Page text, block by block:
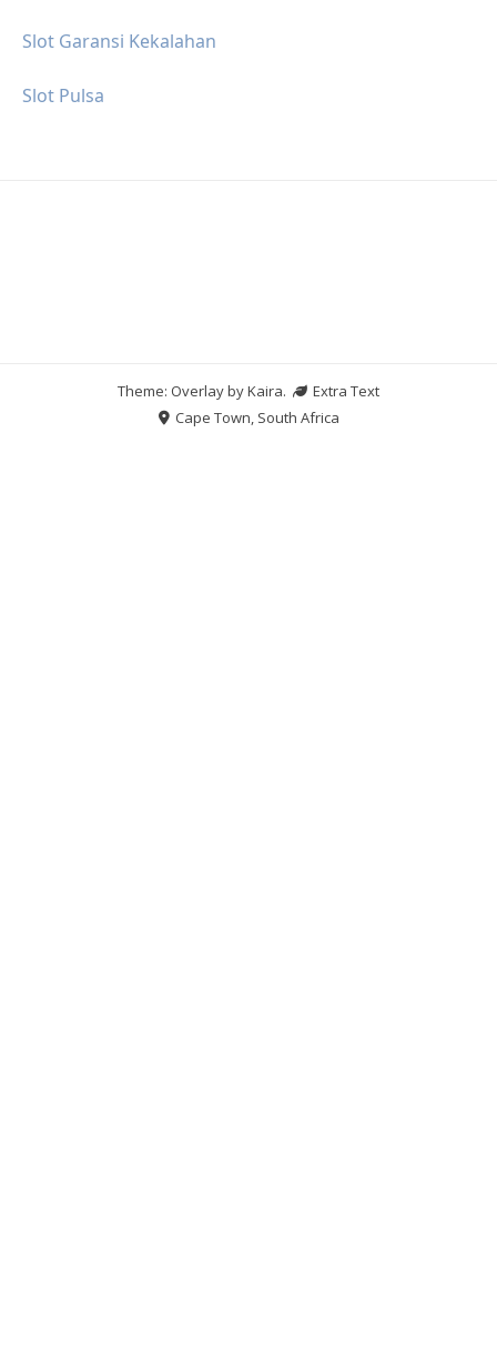
Slot Garansi Kekalahan
Slot Pulsa
Theme: Overlay byKaira.
Extra Text
Cape Town, South Africa